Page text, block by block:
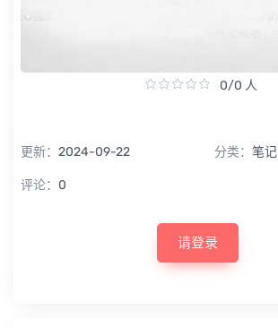
0/0 人
更新： 2024-09-22 分类： 笔
评论： 0
请登录